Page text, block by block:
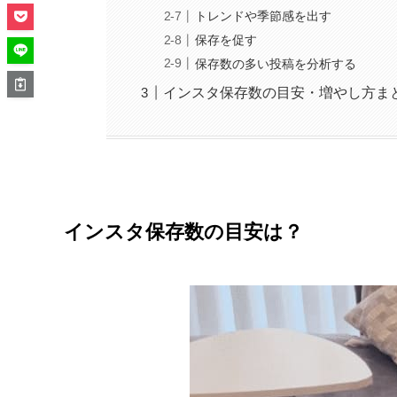
トレンドや季節感を出す
保存を促す
保存数の多い投稿を分析する
インスタ保存数の目安・増やし方ま
インスタ保存数の目安は？